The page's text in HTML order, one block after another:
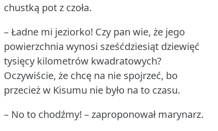
chustką pot z czoła.
– Ładne mi jeziorko! Czy pan wie, że jego
powierzchnia wynosi sześćdziesiąt dziewięć
tysięcy kilometrów kwadratowych?
Oczywiście, że chcę na nie spojrzeć, bo
przecież w Kisumu nie było na to czasu.
– No to chodźmy! – zaproponował marynarz.